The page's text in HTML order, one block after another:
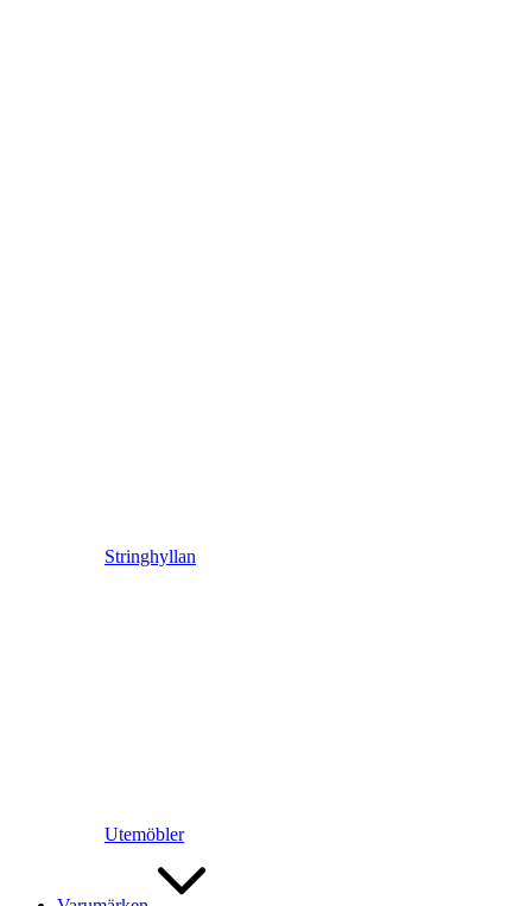
Stringhyllan
Utemöbler